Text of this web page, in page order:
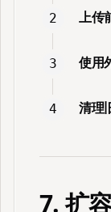
上传
使用
清理
7. 扩